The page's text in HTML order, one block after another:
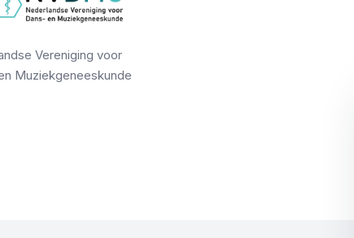
Vereniging voor
Muziekgeneeskunde